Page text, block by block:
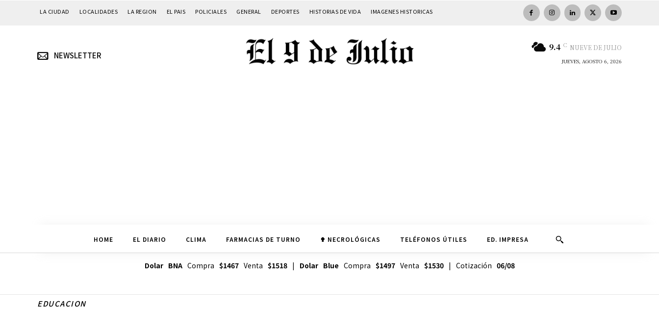
LA CIUDAD LOCALIDADES LA REGION EL PAIS POLICIALES GENERAL DEPORTES HISTORIAS DE VIDA IMAGENES HISTORICAS
NEWSLETTER
9.4 C NUEVE DE JULIO
JUEVES, AGOSTO 6, 2026
HOME EL DIARIO CLIMA FARMACIAS DE TURNO ✟ NECROLÓGICAS TELÉFONOS ÚTILES ED. IMPRESA
Dolar BNACompra $1467Venta $1518| Dolar Blue Compra $1497Venta $1530| Cotización 06/08
EDUCACION